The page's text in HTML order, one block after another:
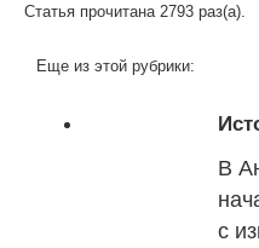
Статья прочитана 2793 раз(a).
Еще из этой рубрики:
В
с